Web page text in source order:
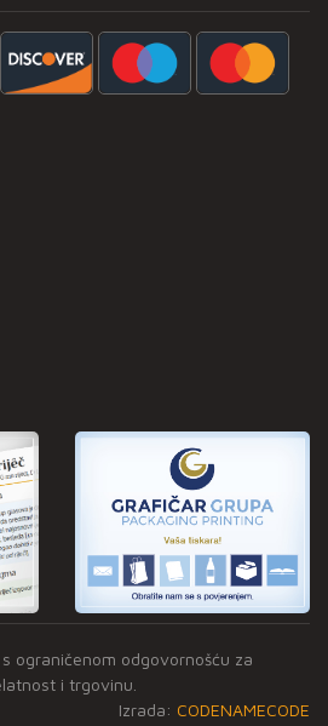
ograničenom odgovornošću za
i trgovinu.
Izrada: CODENAMECODE